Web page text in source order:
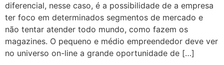
diferencial, nesse caso, é a possibilidade de a empresa
ter foco em determinados segmentos de mercado e
não tentar atender todo mundo, como fazem os
magazines. O pequeno e médio empreendedor deve ver
no universo on-line a grande oportunidade de […]